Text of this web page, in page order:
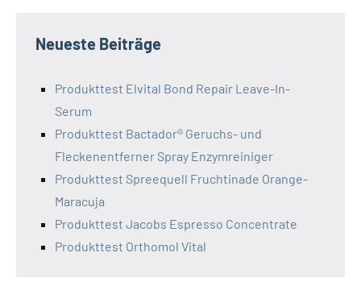
Neueste Beiträge
Produkttest Elvital Bond Repair Leave-In-
Serum
Produkttest Bactador® Geruchs- und
Fleckenentferner Spray Enzymreiniger
Produkttest Spreequell Fruchtinade Orange-
Maracuja
Produkttest Jacobs Espresso Concentrate
Produkttest Orthomol Vital